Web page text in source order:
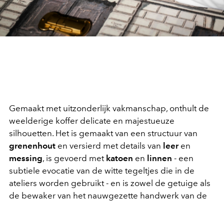
Gemaakt met uitzonderlijk vakmanschap, onthult de
weelderige koffer delicate en majestueuze
silhouetten. Het is gemaakt van een structuur van
grenenhout en versierd met details van leer en
messing, is gevoerd metkatoen en linnen - een
subtiele evocatie van de witte tegeltjes die in de
ateliers worden gebruikt - en is zowel de getuige als
de bewaker van het nauwgezette handwerk van de